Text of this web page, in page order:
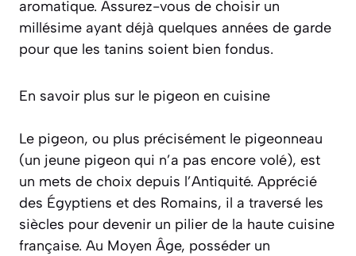
aromatique. Assurez-vous de choisir un
millésime ayant déjà quelques années de garde
pour que les tanins soient bien fondus.
En savoir plus sur le pigeon en cuisine
Le pigeon, ou plus précisément le pigeonneau
(un jeune pigeon qui n’a pas encore volé), est
un mets de choix depuis l’Antiquité. Apprécié
des Égyptiens et des Romains, il a traversé les
siècles pour devenir un pilier de la haute cuisine
française. Au Moyen Âge, posséder un